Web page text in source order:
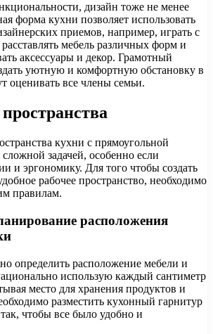
дизайн тоже не менее
форма кухни позволяет использовать
приемов, например, играть с
мебель различных форм и
аксессуары и декор. Грамотный
уютную и комфортную обстановку в
оценивать все члены семьи.
кухни с прямоугольной
задачей, особенно если
и эргономику. Для того чтобы создать
рабочее пространство, необходимо
правилам.
расположения
определить расположение мебели и
использую каждый сантиметр
место для хранения продуктов и
разместить кухонный гарнитур
чтобы все было удобно и